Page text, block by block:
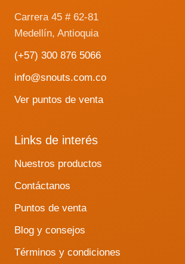
Carrera 45 # 62-81
Medellín, Antioquia
(+57) 300 876 5066
info@snouts.com.co
Ver puntos de venta
Links de interés
Nuestros productos
Contáctanos
Puntos de venta
Blog y consejos
Términos y condiciones